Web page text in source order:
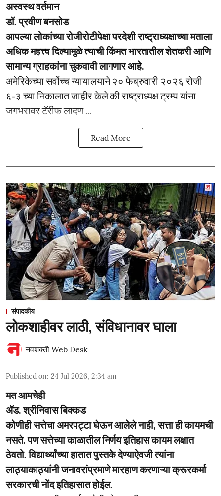
अस्वस्थ वर्तमान
डॉ. प्रवीण बनसोड
आपल्या लोकांच्या रोजीरोटीपेक्षा परदेशी राष्ट्राध्यक्षाच्या मताला
अधिक महत्त्व दिल्यामुळे त्याची किंमत भारतातील शेतकरी आणि
सामान्य ग्राहकांना चुकवावी लागणार आहे.
अमेरिकेच्या सर्वोच्च न्यायालयाने २० फेब्रुवारी २०२६ रोजी
६-३ च्या निकालात जाहीर केले की राष्ट्राध्यक्ष ट्रम्प यांना
जगभरावर टॅरीफ लादण ...
Read More
संपादकीय
लोकशाहीवर लाठी, संविधानावर घाला
नवशक्ती Web Desk
Published on: 24 Jul 2026, 2:34 am
मत आमचेही
ॲड. श्रीनिवास बिक्कड
कोणीही सत्तेचा अमरपट्टा घेऊन आलेले नाही, सत्ता ही कायमची
नसते. पण सत्तेच्या काळातील निर्णय इतिहास कायम लक्षात
ठेवतो. विद्यार्थ्यांच्या हातात पुस्तके देण्याऐवजी त्यांना
लाठ्याकाठ्यांनी जनावरांप्रमाणे मारहाण करणाऱ्या क्रूरकर्मा
सरकारची नोंद इतिहासात होईल.